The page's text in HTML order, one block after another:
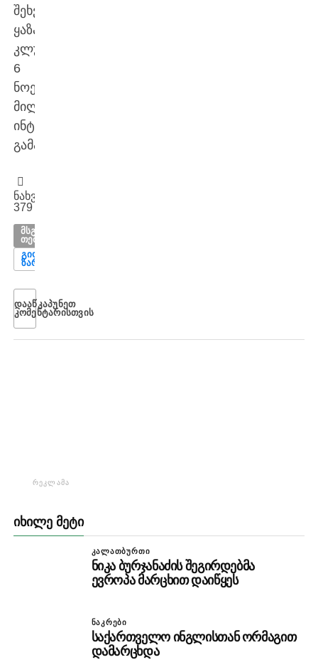
შეხვედრას
ყაზახური
კლუბი
6
ნოემბერს
მილანის
ინტერთან
გამართავს.
ნახვები:
379
ᲛᲡᲒᲐᲕᲡᲘ
ᲗᲔᲛᲔᲑᲘ
ᲒᲘᲝᲠᲒᲘ
ᲖᲐᲠᲘᲐ
ᲓᲐᲐᲬᲙᲐᲞᲣᲜᲔᲗ
ᲙᲝᲛᲔᲜᲢᲐᲠᲘᲡᲗᲕᲘᲡ
ᲠᲔᲙᲚᲐᲛᲐ
ᲘᲮᲘᲚᲔ ᲛᲔᲢᲘ
ᲙᲐᲚᲐᲗᲑᲣᲠᲗᲘ
ნიკა ბურჯანაძის შეგირდებმა
ევროპა მარცხით დაიწყეს
ᲜᲐᲙᲠᲔᲑᲘ
საქართველო ინგლისთან ორმაგით
დამარცხდა